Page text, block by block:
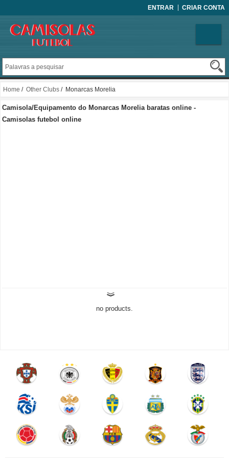
ENTRAR CRIAR CONTA
Home / Other Clubs / Monarcas Morelia
Camisola/Equipamento do Monarcas Morelia baratas online -
Camisolas futebol online
no products.